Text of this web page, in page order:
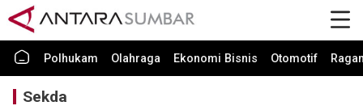
Polhukam Olahraga Ekonomi Bisnis Otomotif
Sekda